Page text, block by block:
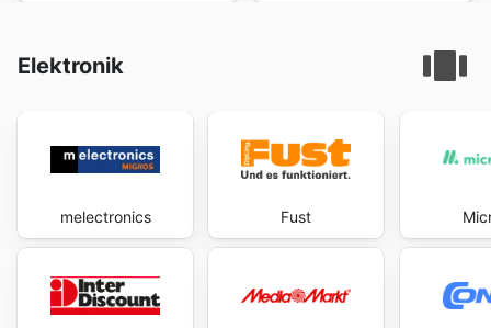
Elektronik
melectronics Fust